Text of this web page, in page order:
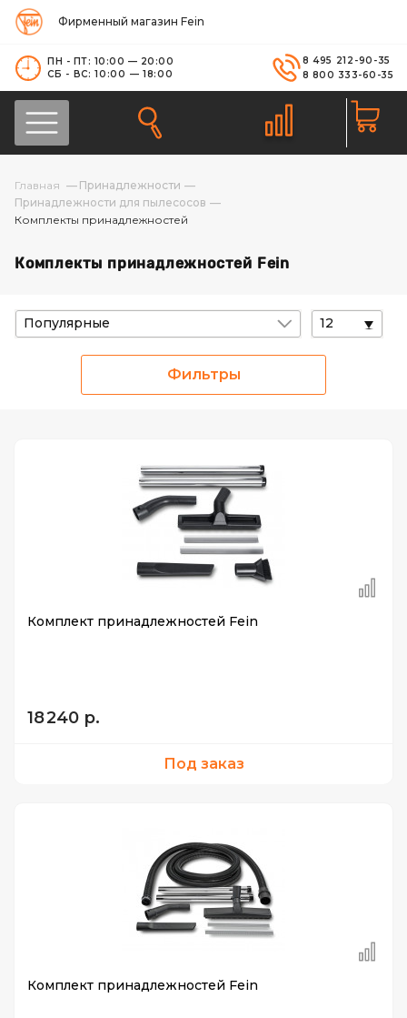
Фирменный магазин Fein
ПН - ПТ: 10:00 — 20:00
СБ - ВС: 10:00 — 18:00
8 495 212-90-35
8 800 333-60-35
Принадлежности
Принадлежности для пылесосов
Комплекты принадлежностей
Комплекты принадлежностей Fein
Фильтры
Популярные 12
Комплект принадлежностей Fein
18 240 р.
Под заказ
Комплект принадлежностей Fein